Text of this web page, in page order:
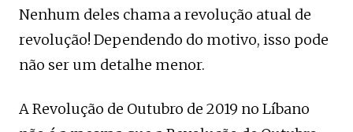
Nenhum deles chama a revolução atual de
revolução! Dependendo do motivo, isso pode
não ser um detalhe menor.
A Revolução de Outubro de 2019 no Líbano